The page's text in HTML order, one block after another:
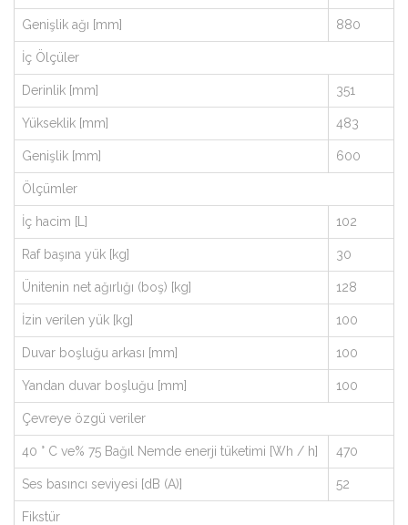
Genişlik ağı [mm] 880
İç Ölçüler
Derinlik [mm] 351
Yükseklik [mm] 483
Genişlik [mm] 600
Ölçümler
İç hacim [L] 102
Raf başına yük [kg] 30
Ünitenin net ağırlığı (boş) [kg] 128
İzin verilen yük [kg] 100
Duvar boşluğu arkası [mm] 100
Yandan duvar boşluğu [mm] 100
Çevreye özgü veriler
40 ° C ve% 75 Bağıl Nemde enerji tüketimi [Wh / h] 470
Ses basıncı seviyesi [dB (A)] 52
Fikstür